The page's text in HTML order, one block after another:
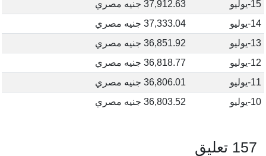
15-يوليو
37,912.63 جنيه مصري
14-يوليو
37,333.04 جنيه مصري
13-يوليو
36,851.92 جنيه مصري
12-يوليو
36,818.77 جنيه مصري
11-يوليو
36,806.01 جنيه مصري
10-يوليو
36,803.52 جنيه مصري
157 تعليق